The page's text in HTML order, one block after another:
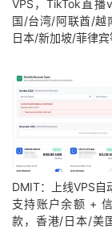
VPS，TikTok直播
国/台湾/阿联酋/越
日本/新加坡/菲律宾
DMIT：上线VPS自
支持账户余额 +
款，香港/日本/美